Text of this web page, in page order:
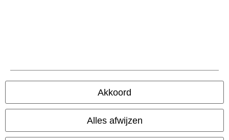
Akkoord
Alles afwijzen
Alle prijzen incl.wettelijke BTW
© 1986-2026 Large Popmerchandising BV